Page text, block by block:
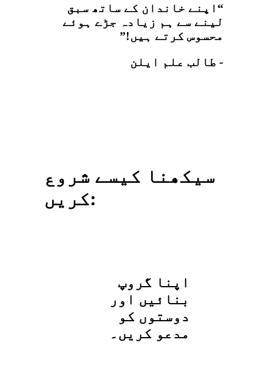
“اپنے خاندان کے ساتھ سبق
لینے سے ہم زیادہ جڑے ہوئے
محسوس کرتے ہیں!”
- طالب علم ایلن
سیکھنا کیسے شروع
کریں:
اپنا گروپ
بنائیں اور
دوستوں کو
مدعو کریں۔